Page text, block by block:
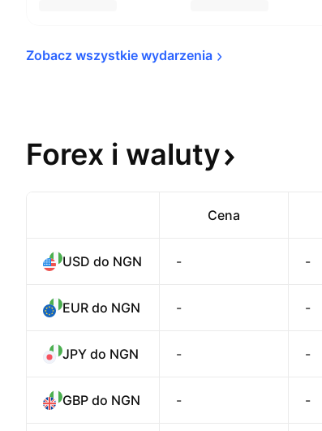
Zobacz wszystkie wydarzenia
Forex i waluty
Cena
USD do NGN - -
EUR do NGN - -
JPY do NGN - -
GBP do NGN - -